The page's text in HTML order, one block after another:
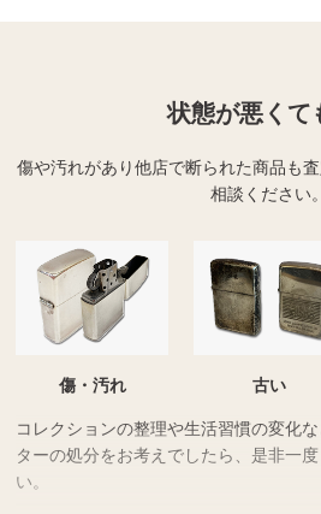
状態が悪くて
傷や汚れがあり他店で断られた商品も査
相談ください。
傷・汚れ 古い
コレクションの整理や生活習慣の変化
ターの処分をお考えでしたら、是非一
い。